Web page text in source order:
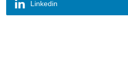
Linkedin